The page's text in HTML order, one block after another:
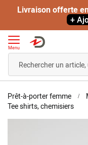
Livraison offerte
+
Menu
Accueil
Prêt-à-porter femme
Tee shirts, chemisiersT-